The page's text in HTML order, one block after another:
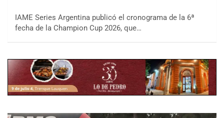
IAME Series Argentina publicó el cronograma de la 6ª
fecha de la Champion Cup 2026, que…